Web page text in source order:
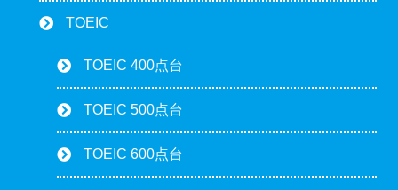
TOEIC
TOEIC 400点台
TOEIC 500点台
TOEIC 600点台